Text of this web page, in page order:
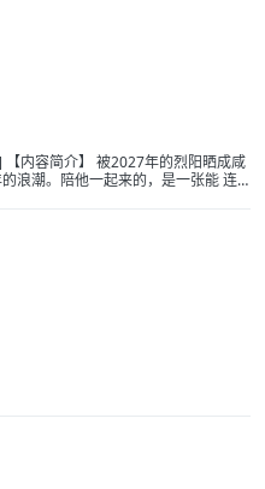
内容简介】 被2027年的烈阳晒成咸
浪潮。陪他一起来的，是一张能 连
下载地址】 百度：
移动：
#/w/i/2wFGWBq9bXypp